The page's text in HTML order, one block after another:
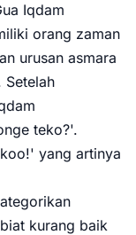
Iqdam
orang zaman
urusan asmara
teko?'.
yang artinya
kurang baik